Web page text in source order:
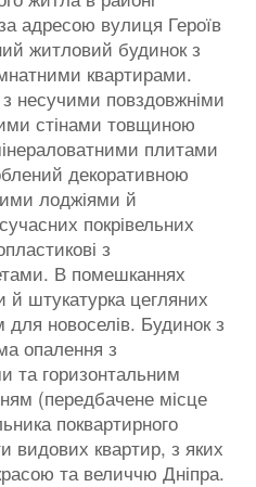
адресою вулиця Героїв
житловий будинок з
квартирами.
несучими повздовжніми
стінами товщиною
плитами
декоративною
лоджіями й
покрівельних
з
В помешканнях
й штукатурка цегляних
новоселів. Будинок з
опалення з
та горизонтальним
(передбачене місце
поквартирного
видових квартир, з яких
та величчю Дніпра.